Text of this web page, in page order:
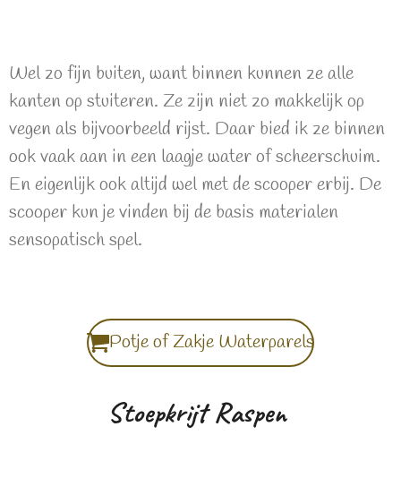
Wel zo fijn buiten, want binnen kunnen ze alle
kanten op stuiteren. Ze zijn niet zo makkelijk op
vegen als bijvoorbeeld rijst. Daar bied ik ze binnen
ook vaak aan in een laagje water of scheerschuim.
En eigenlijk ook altijd wel met de scooper erbij. De
scooper kun je vinden bij de basis materialen
sensopatisch spel.
Potje of Zakje Waterparels
Stoepkrijt Raspen